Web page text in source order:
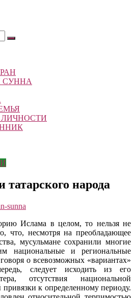
СУННА
народа
sunna
Ислама в целом, то нельзя не
что, несмотря на преобладающее
мусульмане сохранили многие
национальные и региональные
о всевозможных «вариантах»
следует исходить из его
отсутствия национальной
к определенному периоду.